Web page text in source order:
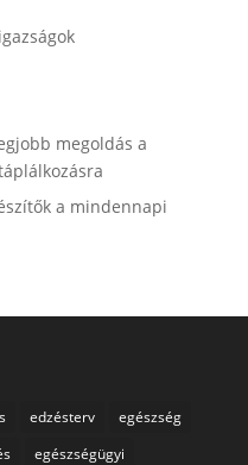
megoldás a
a mindennapi
edzésterv
egészség
egészségügyi